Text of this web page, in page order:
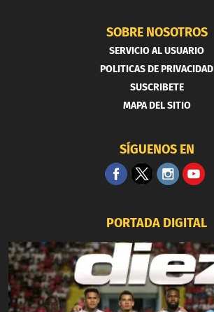
SOBRE NOSOTROS
SERVICIO AL USUARIO
POLITICAS DE PRIVACIDAD
SUSCRIBETE
MAPA DEL SITIO
SÍGUENOS EN
PORTADA DIGITAL